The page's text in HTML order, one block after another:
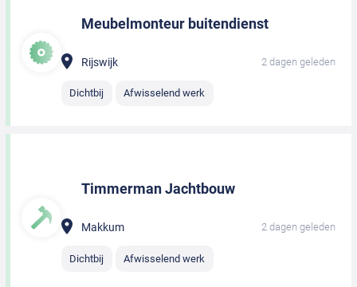
Meubelmonteur buitendienst
Rijswijk 2 dagen geleden
Dichtbij Afwisselend werk
Timmerman Jachtbouw
Makkum 2 dagen geleden
Dichtbij Afwisselend werk